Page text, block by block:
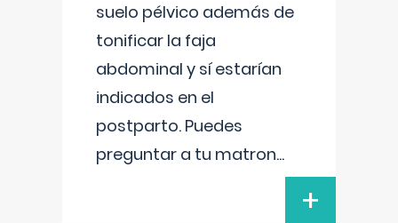
suelo pélvico además de
tonificar la faja
abdominal y sí estarían
indicados en el
postparto. Puedes
preguntar a tu matron...
+